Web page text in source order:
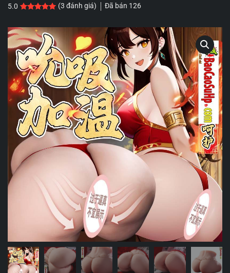
5.0 5.0 trên 5 dựa trên
3 đánh giá
(3 đánh giá) Đã bán 126